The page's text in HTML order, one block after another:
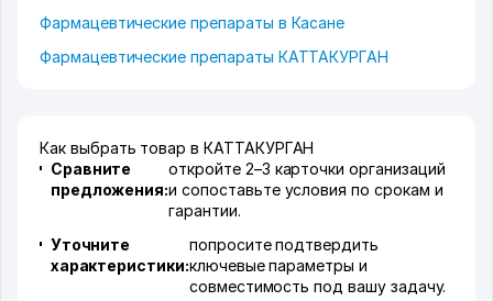
Фармацевтические препараты в Касане
Фармацевтические препараты КАТТАКУРГАН
Как выбрать товар в КАТТАКУРГАН
Сравните
предложения:
откройте 2–3 карточки организаций
и сопоставьте условия по срокам и
гарантии.
Уточните
характеристики:
попросите подтвердить
ключевые параметры и
совместимость под вашу задачу.